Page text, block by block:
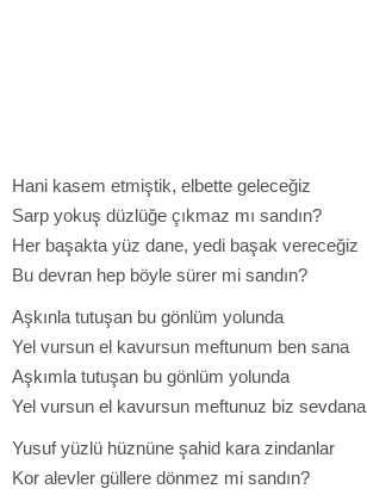
Hani kasem etmiştik, elbette geleceğiz
Sarp yokuş düzlüğe çıkmaz mı sandın?
Her başakta yüz dane, yedi başak vereceğiz
Bu devran hep böyle sürer mi sandın?
Aşkınla tutuşan bu gönlüm yolunda
Yel vursun el kavursun meftunum ben sana
Aşkımla tutuşan bu gönlüm yolunda
Yel vursun el kavursun meftunuz biz sevdana
Yusuf yüzlü hüznüne şahid kara zindanlar
Kor alevler güllere dönmez mi sandın?